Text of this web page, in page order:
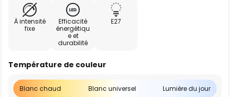
À intensité
fixe
Efficacité
énergétiqu
e et
durabilité
E27
Température de couleur
Blanc chaud Blanc universel Lumière du jour